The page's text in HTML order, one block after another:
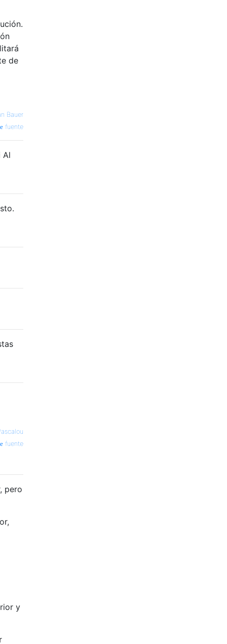
de
Bauer
fuente
Al
fuente
pero